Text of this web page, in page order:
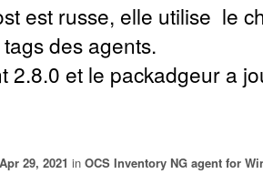
est russe, elle utilise le
des agents.
2.8.0 et le packadgeur a
Apr 29, 2021 in OCS Inventory NG agent for